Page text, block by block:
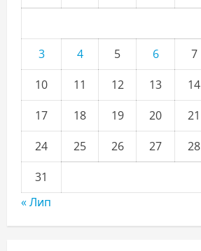
3
4 5 6 7
10
11 12 13 14
17
18 19 20 21
24
25 26 27 28
31
« Лип